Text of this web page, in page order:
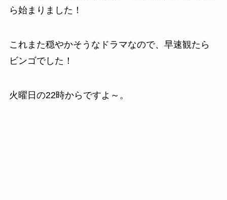
ら始まりました！
これまた穏やかそうなドラマなので、早速観たら
ビンゴでした！
火曜日の22時からですよ～。